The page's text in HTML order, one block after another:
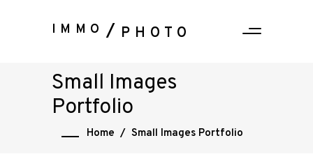
IMMO PHOTO
Small Images
Portfolio
Home / Small Images Portfolio